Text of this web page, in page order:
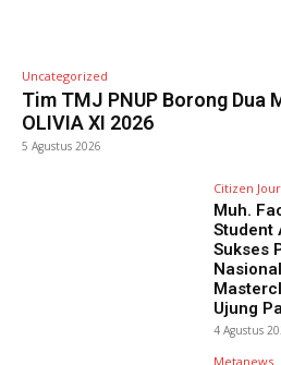
Uncategorized
Tim TMJ PNUP Borong Dua
OLIVIA XI 2026
5 Agustus 2026
Citizen
Muh.
Student
Sukses
Ujung
4 Agustus
Metanews